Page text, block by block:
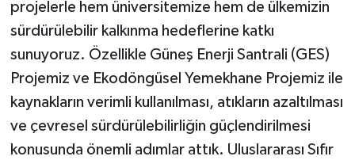
projelerle hem üniversitemize hem de ülkemizin
sürdürülebilir kalkınma hedeflerine katkı
sunuyoruz. Özellikle Güneş Enerji Santrali (GES)
Projemiz ve Ekodöngüsel Yemekhane Projemiz ile
kaynakların verimli kullanılması, atıkların azaltılması
ve çevresel sürdürülebilirliğin güçlendirilmesi
konusunda önemli adımlar attık. Uluslararası Sıfır